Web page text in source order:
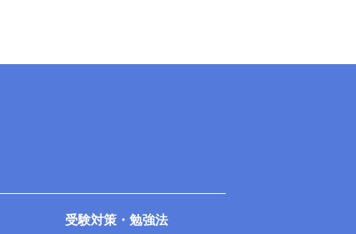
受験対策・勉強法